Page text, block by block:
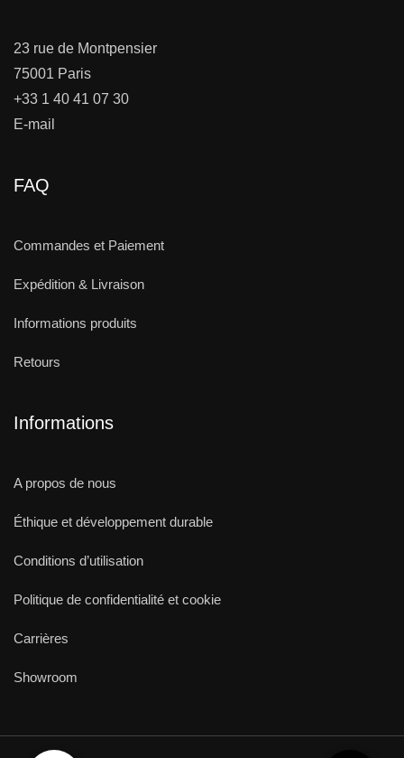
23 rue de Montpensier
75001 Paris
+33 1 40 41 07 30
E-mail
FAQ
Commandes et Paiement
Expédition & Livraison
Informations produits
Retours
Informations
A propos de nous
Éthique et développement durable
Conditions d’utilisation
Politique de confidentialité et cookie
Carrières
Showroom